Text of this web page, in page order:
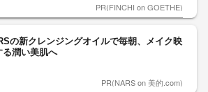
PR(FINCHI on GOETHE)
の新クレンジングオイルで毎朝、メイク映
る潤い美肌へ
PR(NARS on 美的.com)